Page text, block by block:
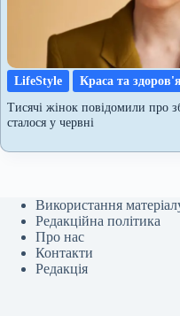
LifeStyle
Краса та здоров'я
Тисячі жінок повідомили про
сталося у червні
Використання
Редакційна політика
Про нас
Контакти
Редакція